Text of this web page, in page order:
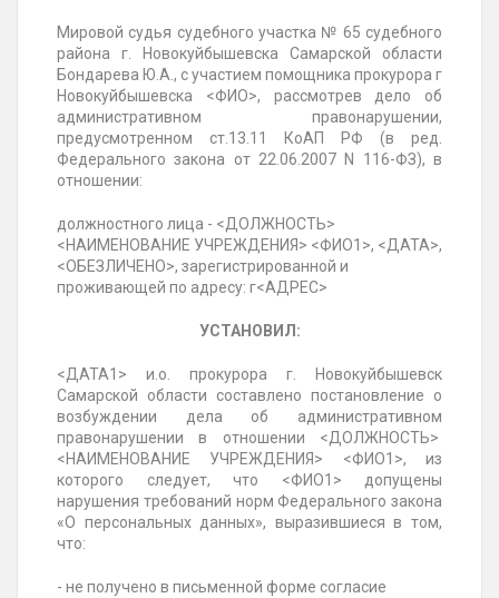
Мировой судья судебного участка № 65 судебного
района г. Новокуйбышевска Самарской области
Бондарева Ю.А., с участием помощника прокурора г
Новокуйбышевска <ФИО>, рассмотрев дело об
административном правонарушении,
предусмотренном ст.13.11 КоАП РФ (в ред.
Федерального закона от 22.06.2007 N 116-ФЗ), в
отношении:
должностного лица - <ДОЛЖНОСТЬ>
<НАИМЕНОВАНИЕ УЧРЕЖДЕНИЯ> <ФИО1>, <ДАТА>,
<ОБЕЗЛИЧЕНО>, зарегистрированной и
проживающей по адресу: г<АДРЕС>
УСТАНОВИЛ:
<ДАТА1> и.о. прокурора г. Новокуйбышевск
Самарской области составлено постановление о
возбуждении дела об административном
правонарушении в отношении <ДОЛЖНОСТЬ>
<НАИМЕНОВАНИЕ УЧРЕЖДЕНИЯ> <ФИО1>, из
которого следует, что <ФИО1> допущены
нарушения требований норм Федерального закона
«О персональных данных», выразившиеся в том,
что:
- не получено в письменной форме согласие